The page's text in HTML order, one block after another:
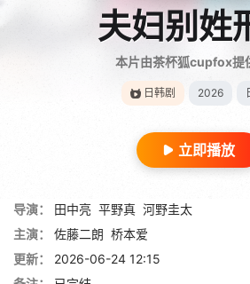
夫妇别姓
本片由茶杯狐cupfox提
日韩剧 2026
立即播放
导演： 田中亮 平野真 河野圭太
主演：
佐藤二朗 桥本爱
更新：
2026-06-24 12:15